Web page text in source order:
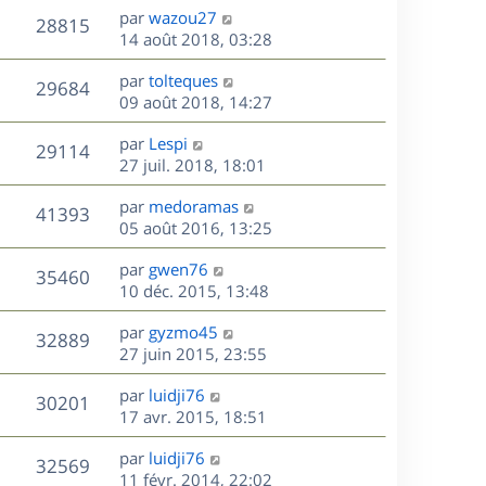
e
n
i
e
r
m
e
s
s
a
g
e
28815V
u
D
e
r
n
i
e
r
m
e
s
s
a
g
e
par wazou27
14 août 2018, 03:28
29684V
u
s
D
e
r
n
i
e
r
m
e
s
s
a
g
e
par tolteques
09 août 2018, 14:27
29114V
u
e
s
D
e
r
n
i
e
r
m
e
s
s
a
g
e
par Lespi
27 juil. 2018, 18:01
41393V
u
s
D
e
r
n
i
e
r
m
e
s
s
a
g
par medoramas
05 août 2016, 13:25
35460V
u
D
e
r
n
i
e
r
m
e
s
par gwen76
10 déc. 2015, 13:48
32889V
u
s
D
e
r
n
i
e
r
par gyzmo45
27 juin 2015, 23:55
30201
u
D
e
r
n
i
par luidji76
17 avr. 2015, 18:51
32569V
D
e
par luidji76
11 févr. 2014, 22:02